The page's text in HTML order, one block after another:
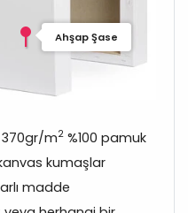
Ahşap Şase
370gr/m2 %100 pamuk
kumaşlar
madde